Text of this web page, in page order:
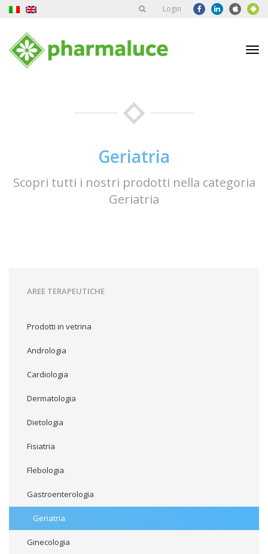
Login
Geriatria
Scopri tutti i nostri prodotti nella categoria
Geriatria
AREE TERAPEUTICHE
Prodotti in vetrina
Andrologia
Cardiologia
Dermatologia
Dietologia
Fisiatria
Flebologia
Gastroenterologia
Geriatria
Ginecologia